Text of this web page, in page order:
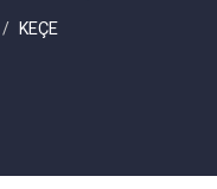
KEÇE